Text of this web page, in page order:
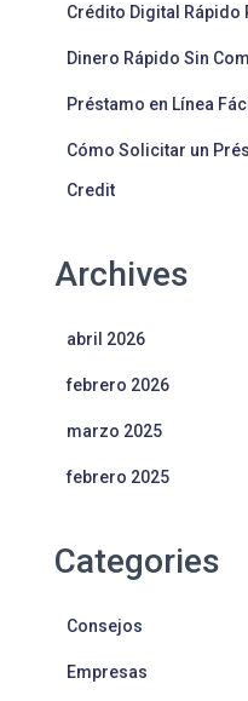
Crédito Digital Rápido
Dinero Rápido Sin
Préstamo en Línea
Cómo Solicitar un
Credit
Archives
abril 2026
febrero 2026
marzo 2025
febrero 2025
Categories
Consejos
Empresas